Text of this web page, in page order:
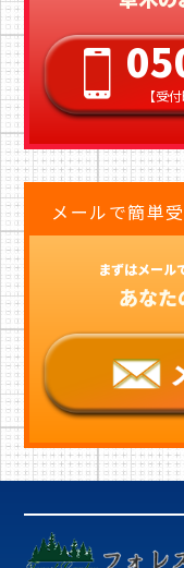
【受
メールで簡単
まずはメール
あな